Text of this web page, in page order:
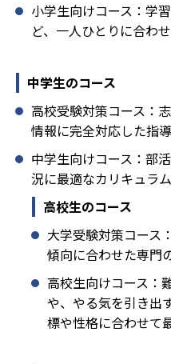
小学生向けコース：学
ど、一人ひとりに合わ
中学生のコース
高校受験対策コース：
情報に完全対応した指導
中学生向けコース：部
況に最適なカリキュラ
高校生のコース
大学受験対策コース
傾向に合わせた専門
高校生向けコース：
や、やる気を引き出
標や性格に合わせて